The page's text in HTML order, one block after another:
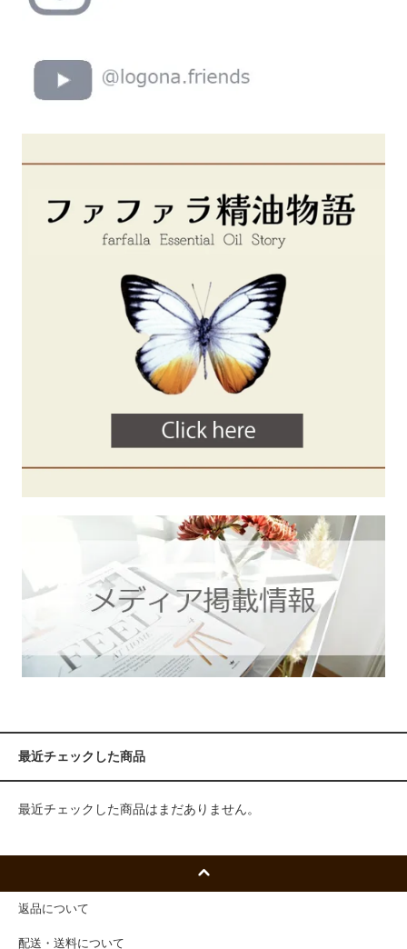
最近チェックした商品
最近チェックした商品はまだありません。
返品について
配送・送料について